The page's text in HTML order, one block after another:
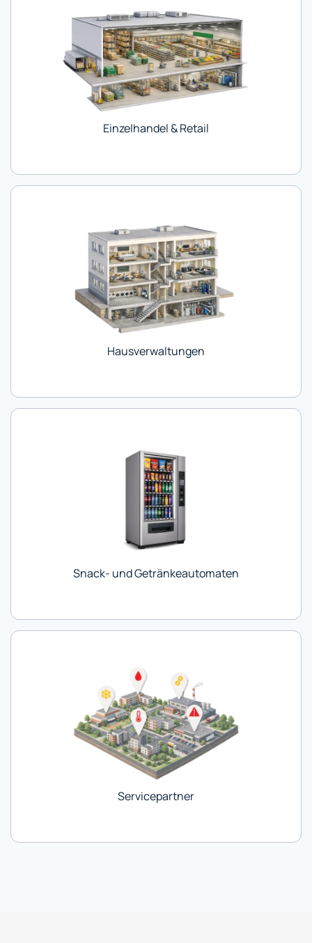
Einzelhandel & Retail
Hausverwaltungen
Snack- und Getränkeautomaten
Servicepartner